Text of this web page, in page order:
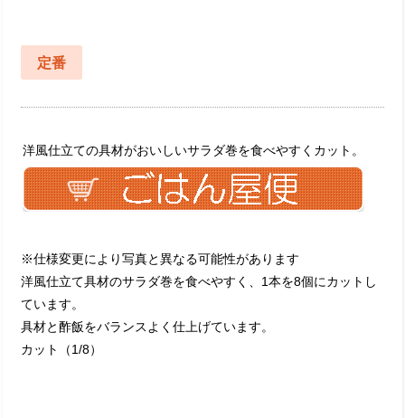
定番
洋風仕立ての具材がおいしいサラダ巻を食べやすくカット。
※仕様変更により写真と異なる可能性があります
洋風仕立て具材のサラダ巻を食べやすく、1本を8個にカットし
ています。
具材と酢飯をバランスよく仕上げています。
カット（1/8）